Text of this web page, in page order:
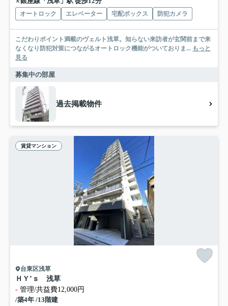
オートロック エレベーター 宅配ボックス 防犯カメラ
こだわりポイント満載のヴェルト浅草。知らない来訪者が玄関前まで来
なくなり防犯対策につながるオートロック機能がついておりま... もっと
見る
募集中の部屋
過去掲載物件
賃貸マンション
台東区浅草
ＨＹ’ｓ 浅草
- 管理/共益費12,000円
/築4年 /13階建